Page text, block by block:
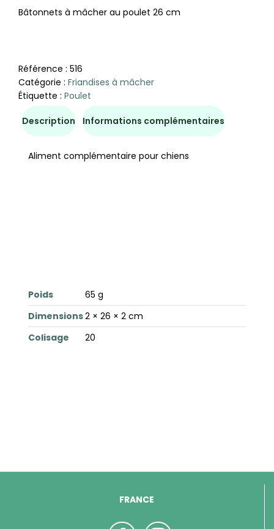
Bâtonnets à mâcher au poulet 26 cm
Référence : 516
Catégorie : Friandises à mâcher
Étiquette : Poulet
Description Informations complémentaires
Aliment complémentaire pour chiens
Poids
65 g
Dimensions2 × 26 × 2 cm
Colisage
20
FRANCE